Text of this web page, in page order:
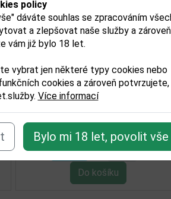
policy
dáváte souhlas se zpracováním
a zlepšovat naše služby a zároveň
vám již bylo 18 let.
vybrat jen některé typy cookies nebo
cookies a zároveň potvrzujete,
Více informací
Bylo mi 18 let, povolit vše
0,75l + 2 poháry
2 240,00 Kč
Detail